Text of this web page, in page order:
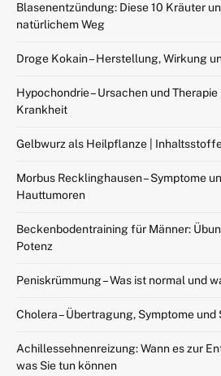
Blasenentzündung: Diese 10 Kräuter
natürlichem Weg
Droge Kokain – Herstellung, Wirkung
Hypochondrie – Ursachen und
Krankheit
Gelbwurz als Heilpflanze |
Morbus Recklinghausen – Symptome
Hauttumoren
Beckenbodentraining für Männer:
Potenz
Peniskrümmung – Was ist normal und
Cholera – Übertragung, Symptome
Achillessehnenreizung: Wann es zur
was Sie tun können